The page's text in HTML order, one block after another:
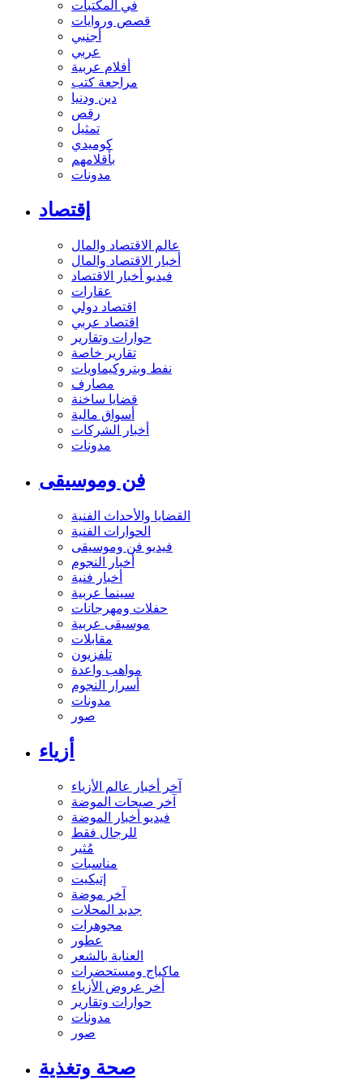
في المكتبات
قصص وروايات
أجنبي
عربي
أفلام عربية
مراجعة كتب
دين ودنيا
رقص
تمثيل
كوميدي
بأقلامهم
مدونات
إقتصاد
عالم الاقتصاد والمال
أخبار الاقتصاد والمال
فيديو أخبار الاقتصاد
عقارات
اقتصاد دولي
اقتصاد عربي
حوارات وتقارير
تقارير خاصة
نفط وبتروكيماويات
مصارف
قضايا ساخنة
أسواق مالية
أخبار الشركات
مدونات
فن وموسيقى
القضايا والأحداث الفنية
الحوارات الفنية
فيديو فن وموسيقى
أخبار النجوم
أخبار فنية
سينما عربية
حفلات ومهرجانات
موسيقى عربية
مقابلات
تلفزيون
مواهب واعدة
أسرار النجوم
مدونات
صور
أزياء
آخر أخبار عالم الأزياء
آخر صيحات الموضة
فيديو أخبار الموضة
للرجال فقط
مُثير
مناسبات
إتيكيت
آخر موضة
جديد المحلات
مجوهرات
عطور
العناية بالشعر
ماكياج ومستحضرات
أخر عروض الأزياء
حوارات وتقارير
مدونات
صور
صحة وتغذية